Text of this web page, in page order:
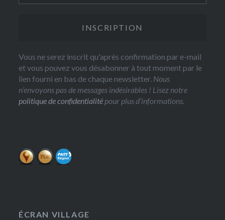
Vous ne serez inscrit qu'après confirmation par e-mail
et vous pouvez vous désabonner à tout moment par le
lien fourni en bas de chaque newsletter. Nous
n’envoyons pas de messages indésirables ! Lisez notre
politique de confidentialité pour plus d’informations.
ÉCRAN VILLAGE